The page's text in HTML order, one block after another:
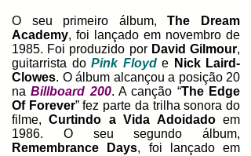
O seu primeiro álbum,The Dream
Academy, foi lançado em novembro de
1985. Foi produzido por David Gilmour,
guitarrista do Pink Floyde Nick Laird-
Clowes. O álbum alcançou a posição 20
naBillboard 200. A canção “The Edge
Of Forever” fez parte da trilha sonora do
filme,Curtindo a Vida Adoidadoem
1986. O seu segundo álbum,
Remembrance Days, foi lançado em